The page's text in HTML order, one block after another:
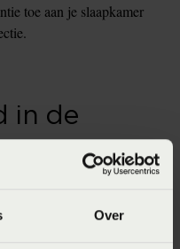
Over
toe aan je slaapkamer
in de
winkel bekijken?